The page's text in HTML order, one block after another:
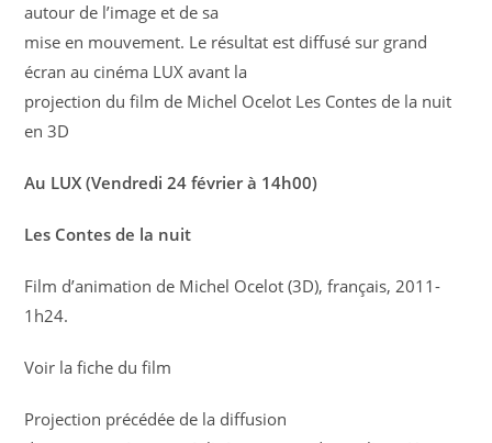
autour de l’image et de sa
mise en mouvement. Le résultat est diffusé sur grand
écran au cinéma LUX avant la
projection du film de Michel Ocelot Les Contes de la nuit
en 3D
Au LUX (Vendredi 24 février à 14h00)
Les Contes de la nuit
Film d’animation de Michel Ocelot (3D), français, 2011-
1h24.
Voir la fiche du film
Projection précédée de la diffusion